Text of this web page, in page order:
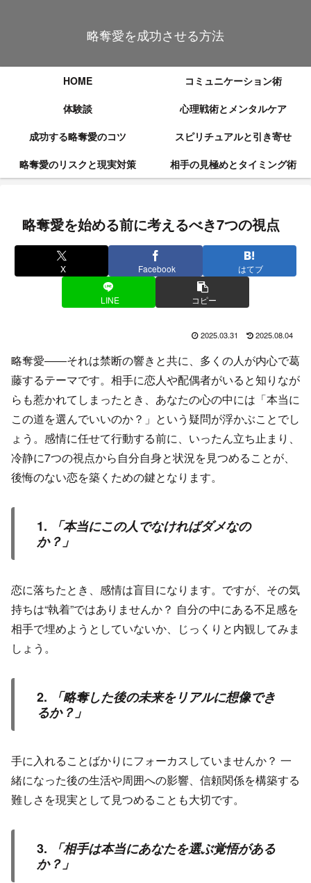
略奪愛を成功させる方法
HOME
コミュニケーション術
体験談
心理戦術とメンタルケア
成功する略奪愛のコツ
スピリチュアルと引き寄せ
略奪愛のリスクと現実対策
相手の見極めとタイミング術
略奪愛を始める前に考えるべき7つの視点
X Facebook はてブ
LINE コピー
2025.03.31 2025.08.04
略奪愛――それは禁断の響きと共に、多くの人が内心で葛
藤するテーマです。相手に恋人や配偶者がいると知りなが
らも惹かれてしまったとき、あなたの心の中には「本当に
この道を選んでいいのか？」という疑問が浮かぶことでし
ょう。感情に任せて行動する前に、いったん立ち止まり、
冷静に7つの視点から自分自身と状況を見つめることが、
後悔のない恋を築くための鍵となります。
1.
「本当にこの人でなければダメなの
か？」
恋に落ちたとき、感情は盲目になります。ですが、その気
持ちは“執着”ではありませんか？ 自分の中にある不足感を
相手で埋めようとしていないか、じっくりと内観してみま
しょう。
2.
「略奪した後の未来をリアルに想像でき
るか？」
手に入れることばかりにフォーカスしていませんか？ 一
緒になった後の生活や周囲への影響、信頼関係を構築する
難しさを現実として見つめることも大切です。
3.
「相手は本当にあなたを選ぶ覚悟がある
か？」